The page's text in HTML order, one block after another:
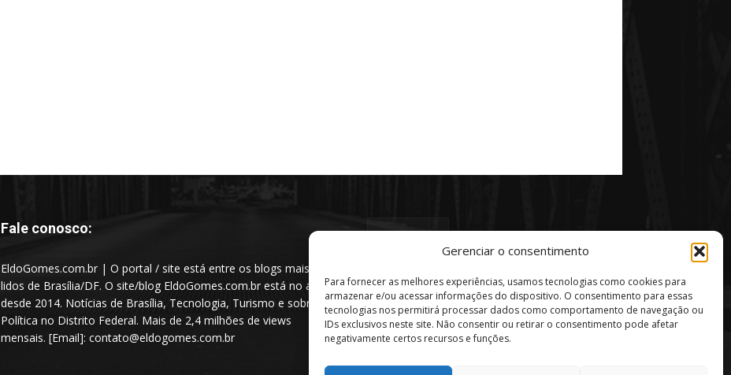
Gerenciar o consentimento
Para fornecer as melhores experiências, usamos tecnologias como cookies para
armazenar e/ou acessar informações do dispositivo. O consentimento para essas
tecnologias nos permitirá processar dados como comportamento de navegação ou
IDs exclusivos neste site. Não consentir ou retirar o consentimento pode afetar
negativamente certos recursos e funções.
Fale conosco:
EldoGomes.com.br | O portal / site está entre os blogs mais
lidos de Brasília/DF. O site/blog EldoGomes.com.br está no ar
desde 2014. Notícias de Brasília, Tecnologia, Turismo e sobre a
Política no Distrito Federal. Mais de 2,4 milhões de views
mensais. [Email]: contato@eldogomes.com.br